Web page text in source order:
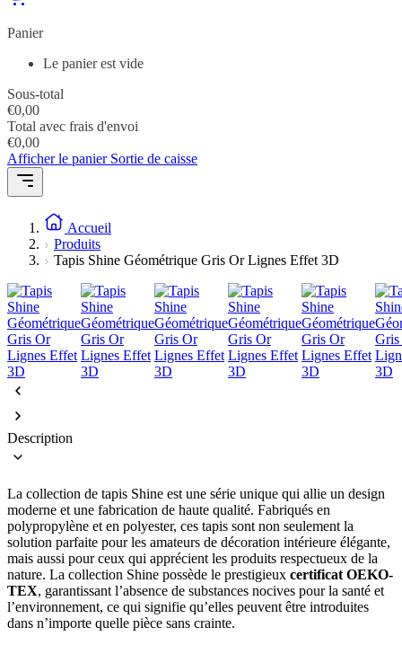
Panier
Le panier est vide
Sous-total
€0,00
Total avec frais d'envoi
€0,00
Afficher le panier Sortie de caisse
Accueil
Produits
Tapis Shine Géométrique Gris Or Lignes Effet 3D
Description
La collection de tapis Shine est une série unique qui allie un design
moderne et une fabrication de haute qualité. Fabriqués en
polypropylène et en polyester, ces tapis sont non seulement la
solution parfaite pour les amateurs de décoration intérieure élégante,
mais aussi pour ceux qui apprécient les produits respectueux de la
nature. La collection Shine possède le prestigieux certificat OEKO-
TEX, garantissant l’absence de substances nocives pour la santé et
l’environnement, ce qui signifie qu’elles peuvent être introduites
dans n’importe quelle pièce sans crainte.